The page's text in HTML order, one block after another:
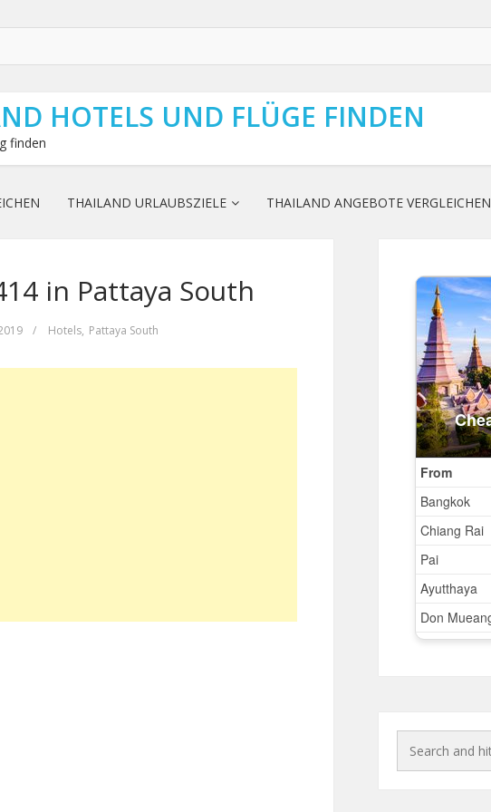
HOTELS UND FLÜGE FINDEN
finden
THAILAND URLAUBSZIELE THAILAND ANGEBOTE VERGLEICHEN
in Pattaya South
/ Hotels, Pattaya South